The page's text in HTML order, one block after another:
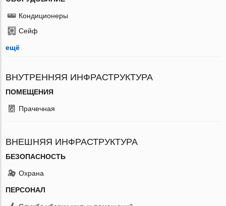
Кондиционеры
Сейф
ещё
ВНУТРЕННЯЯ ИНФРАСТРУКТУРА
ПОМЕЩЕНИЯ
Прачечная
ВНЕШНЯЯ ИНФРАСТРУКТУРА
БЕЗОПАСНОСТЬ
Охрана
ПЕРСОНАЛ